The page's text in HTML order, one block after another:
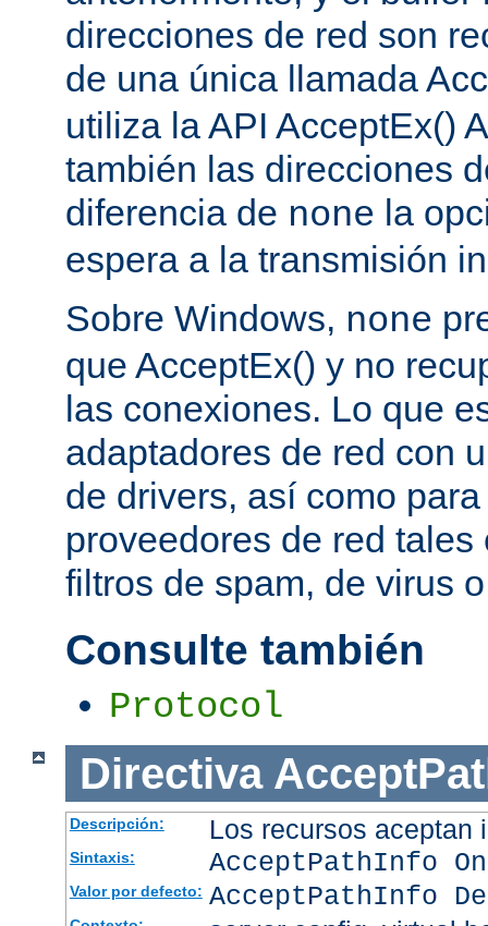
direcciones de red son
de una única llamada
utiliza la API AcceptEx()
también las direcciones
diferencia de none la
espera a la transmisión
Sobre Windows, none
que AcceptEx() y no
las conexiones. Lo que
adaptadores de red con
de drivers, así como
proveedores de red
filtros de spam, de virus
Consulte también
Protocol
Directiva
Descripción: Los recursos aceptan
Sintaxis: AcceptPathInfo
Valor por defecto: AcceptPathInfo